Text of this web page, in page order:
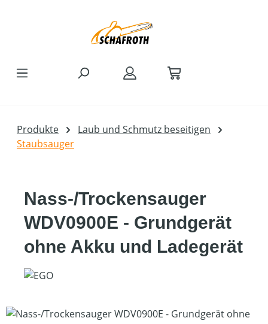
Produkte
Laub und Schmutz beseitigen
Staubsauger
Nass-/Trockensauger
WDV0900E - Grundgerät
ohne Akku und Ladegerät
Bildergalerie überspringen